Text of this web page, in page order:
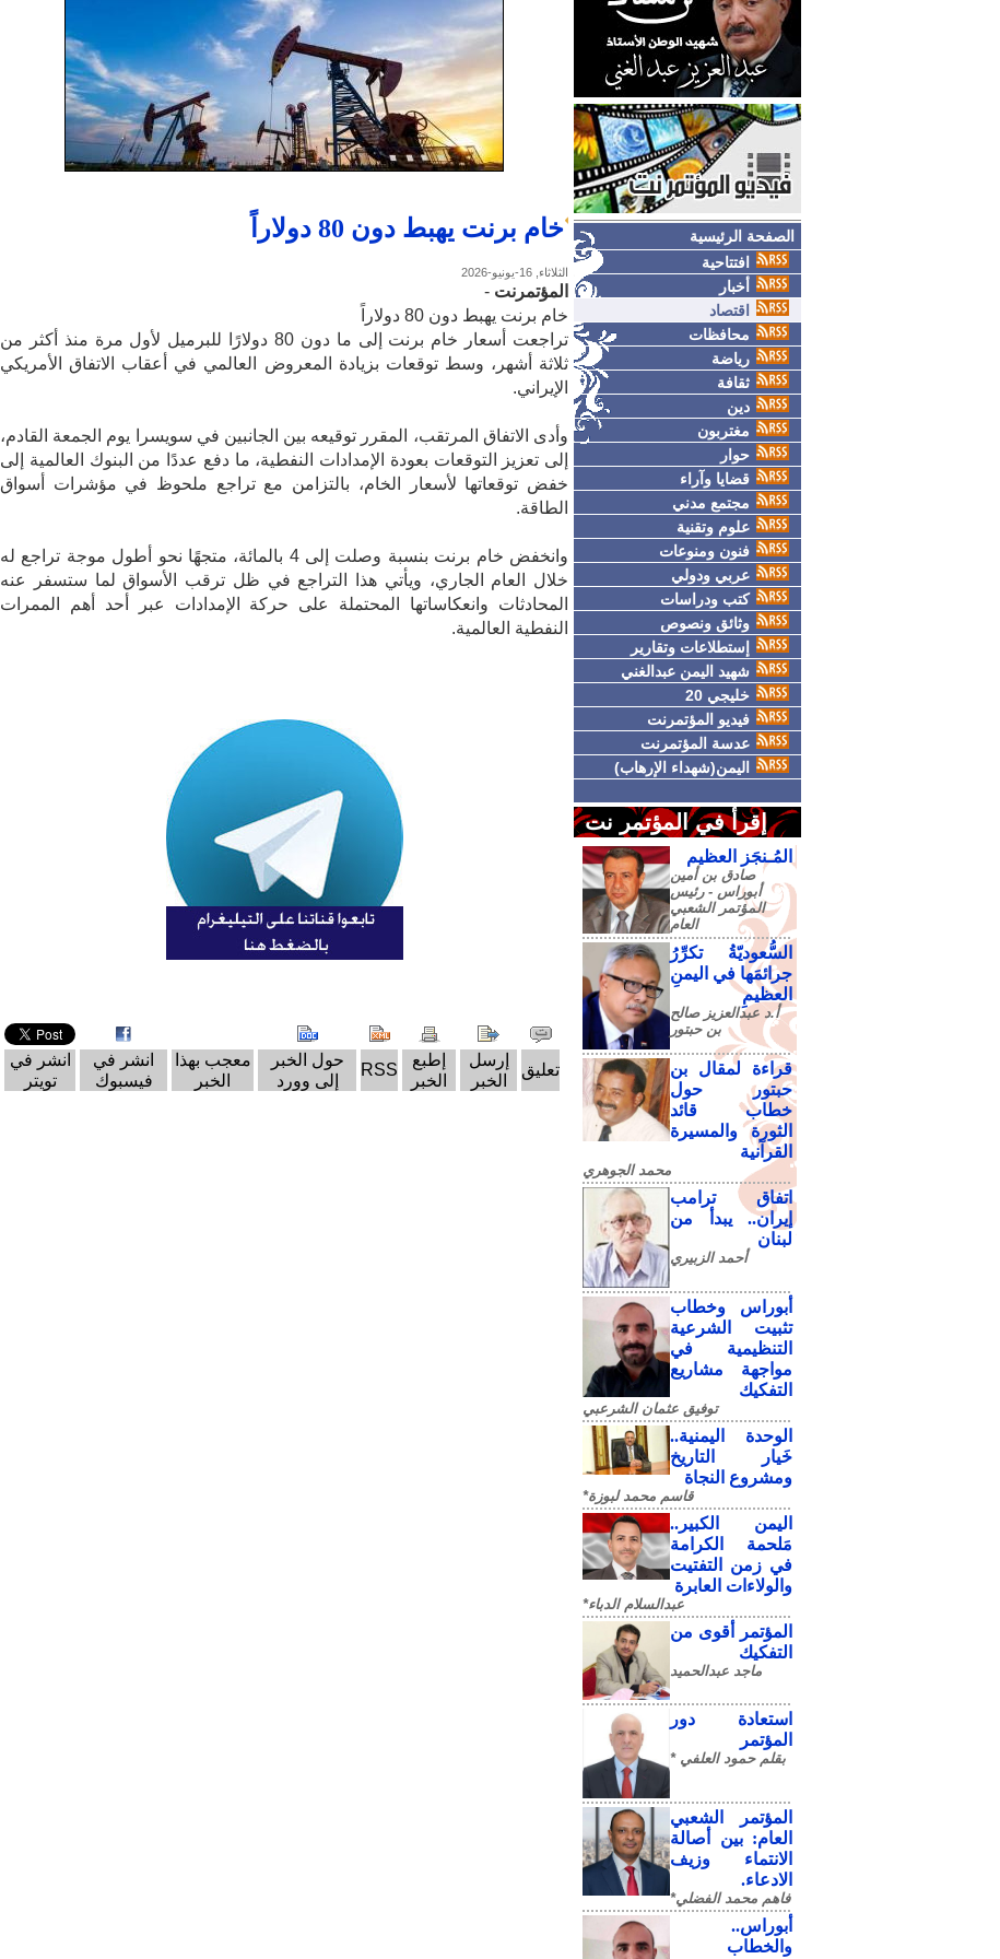
الصفحة الرئيسية
افتتاحية
أخبار
اقتصاد
محافظات
رياضة
ثقافة
دين
مغتربون
حوار
قضايا وآراء
مجتمع مدني
علوم وتقنية
فنون ومنوعات
عربي ودولي
كتب ودراسات
وثائق ونصوص
إستطلاعات وتقارير
شهيد اليمن عبدالغني
خليجي 20
فيديو المؤتمرنت
عدسة المؤتمرنت
اليمن(شهداء الإرهاب)
إقرأ في المؤتمر نت
المُـنجَز العظيم
صادق‮ ‬بن‮ ‬أمين‮
‬أبوراس - رئيس‮
‬المؤتمر‮ ‬الشعبي‮
‬العام
السُّعوديّةُ تكرِّرُ
جرائمَها في اليمنِ
العظيمِ
أ.د عبدالعزيز صالح
بن حبتور
قراءة لمقال بن
حبتور حول
خطاب قائد
الثورة والمسيرة
القرآنية
محمد الجوهري
اتفاق ترامب
إيران.. يبدأ من
لبنان
أحمد الزبيري
أبوراس وخطاب
تثبيت الشرعية
التنظيمية في
مواجهة مشاريع
التفكيك
توفيق عثمان الشرعبي
الوحدة اليمنية..
خَيار التاريخ
ومشروع النجاة
قاسم محمد لبوزة*
​اليمن الكبير..
مَلحمة الكرامة
في زمن التفتيت
والولاءات العابرة
عبدالسلام الدباء*
المؤتمر أقوى من
التفكيك
ماجد عبدالحميد
استعادة دور
المؤتمر
بقلم حمود العلفي *
المؤتمر الشعبي
العام: بين أصالة
الانتماء وزيف
الادعاء.
فاهم محمد الفضلي*
أبوراس..
والخطاب
خام برنت يهبط دون 80 دولاراً
الثلاثاء, 16-يونيو-2026
المؤتمرنت -
خام برنت يهبط دون 80 دولاراً
تراجعت أسعار خام برنت إلى ما دون 80 دولارًا للبرميل لأول مرة منذ أكثر من
ثلاثة أشهر، وسط توقعات بزيادة المعروض العالمي في أعقاب الاتفاق الأمريكي
الإيراني.
وأدى الاتفاق المرتقب، المقرر توقيعه بين الجانبين في سويسرا يوم الجمعة القادم،
إلى تعزيز التوقعات بعودة الإمدادات النفطية، ما دفع عددًا من البنوك العالمية إلى
خفض توقعاتها لأسعار الخام، بالتزامن مع تراجع ملحوظ في مؤشرات أسواق
الطاقة.
وانخفض خام برنت بنسبة وصلت إلى 4 بالمائة، متجهًا نحو أطول موجة تراجع له
خلال العام الجاري، ويأتي هذا التراجع في ظل ترقب الأسواق لما ستسفر عنه
المحادثات وانعكاساتها المحتملة على حركة الإمدادات عبر أحد أهم الممرات
النفطية العالمية.
تعليق
إرسل
الخبر
إطبع
الخبر
RSS
حول الخبر
إلى وورد
معجب بهذا
الخبر
انشر في
فيسبوك
انشر في
تويتر